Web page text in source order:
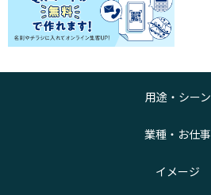
用途・シーン
業種・お仕事
イメージ